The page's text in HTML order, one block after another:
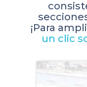
¡Para
un clic